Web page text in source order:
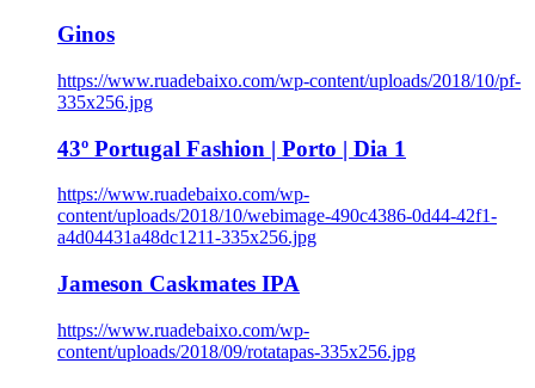
Ginos
https://www.ruadebaixo.com/wp-content/uploads/2018/10/pf-
335x256.jpg
43º Portugal Fashion | Porto | Dia 1
https://www.ruadebaixo.com/wp-
content/uploads/2018/10/webimage-490c4386-0d44-42f1-
a4d04431a48dc1211-335x256.jpg
Jameson Caskmates IPA
https://www.ruadebaixo.com/wp-
content/uploads/2018/09/rotatapas-335x256.jpg